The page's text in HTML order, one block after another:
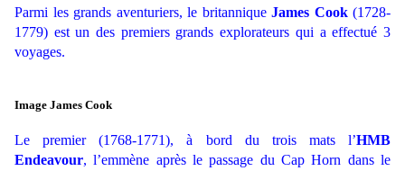
Parmi les grands aventuriers, le britannique James Cook(1728-
1779) est un des premiers grands explorateurs qui a effectué 3
voyages.
Image James Cook
Le premier (1768-1771), à bord du trois mats l’HMB
Endeavour, l’emmène après le passage du Cap Horn dans le